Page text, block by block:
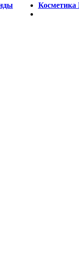
Косметика